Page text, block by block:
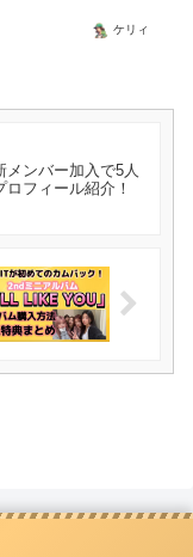
ケリィ
ンバー加入で5人
フィール紹介！